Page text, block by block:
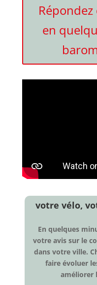
en
votre vélo,
En quelques
votre avis sur le
dans votre ville.
faire évoluer
améliorer